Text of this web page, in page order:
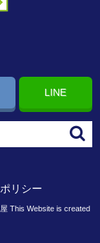
LINE
リシー
This Website is created